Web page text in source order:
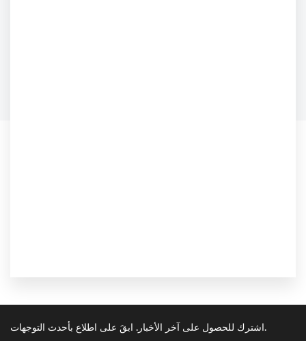
اشترك للحصول على آخر الأخبار. ابقَ على اطلاع بأحدث التوجهات.